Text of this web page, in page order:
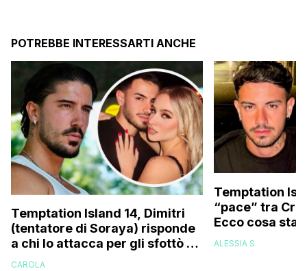
POTREBBE INTERESSARTI ANCHE
Temptation Island 14, Dimitri
(tentatore di Soraya) risponde
a chi lo attacca per gli sfottò a
Cristian sull’argomento
CAROLA
Temptation
“pace” tra
Ecco cosa sta
ALESSIA S.